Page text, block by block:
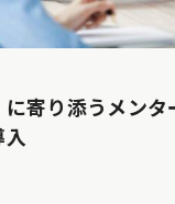
に寄り添うメン
入